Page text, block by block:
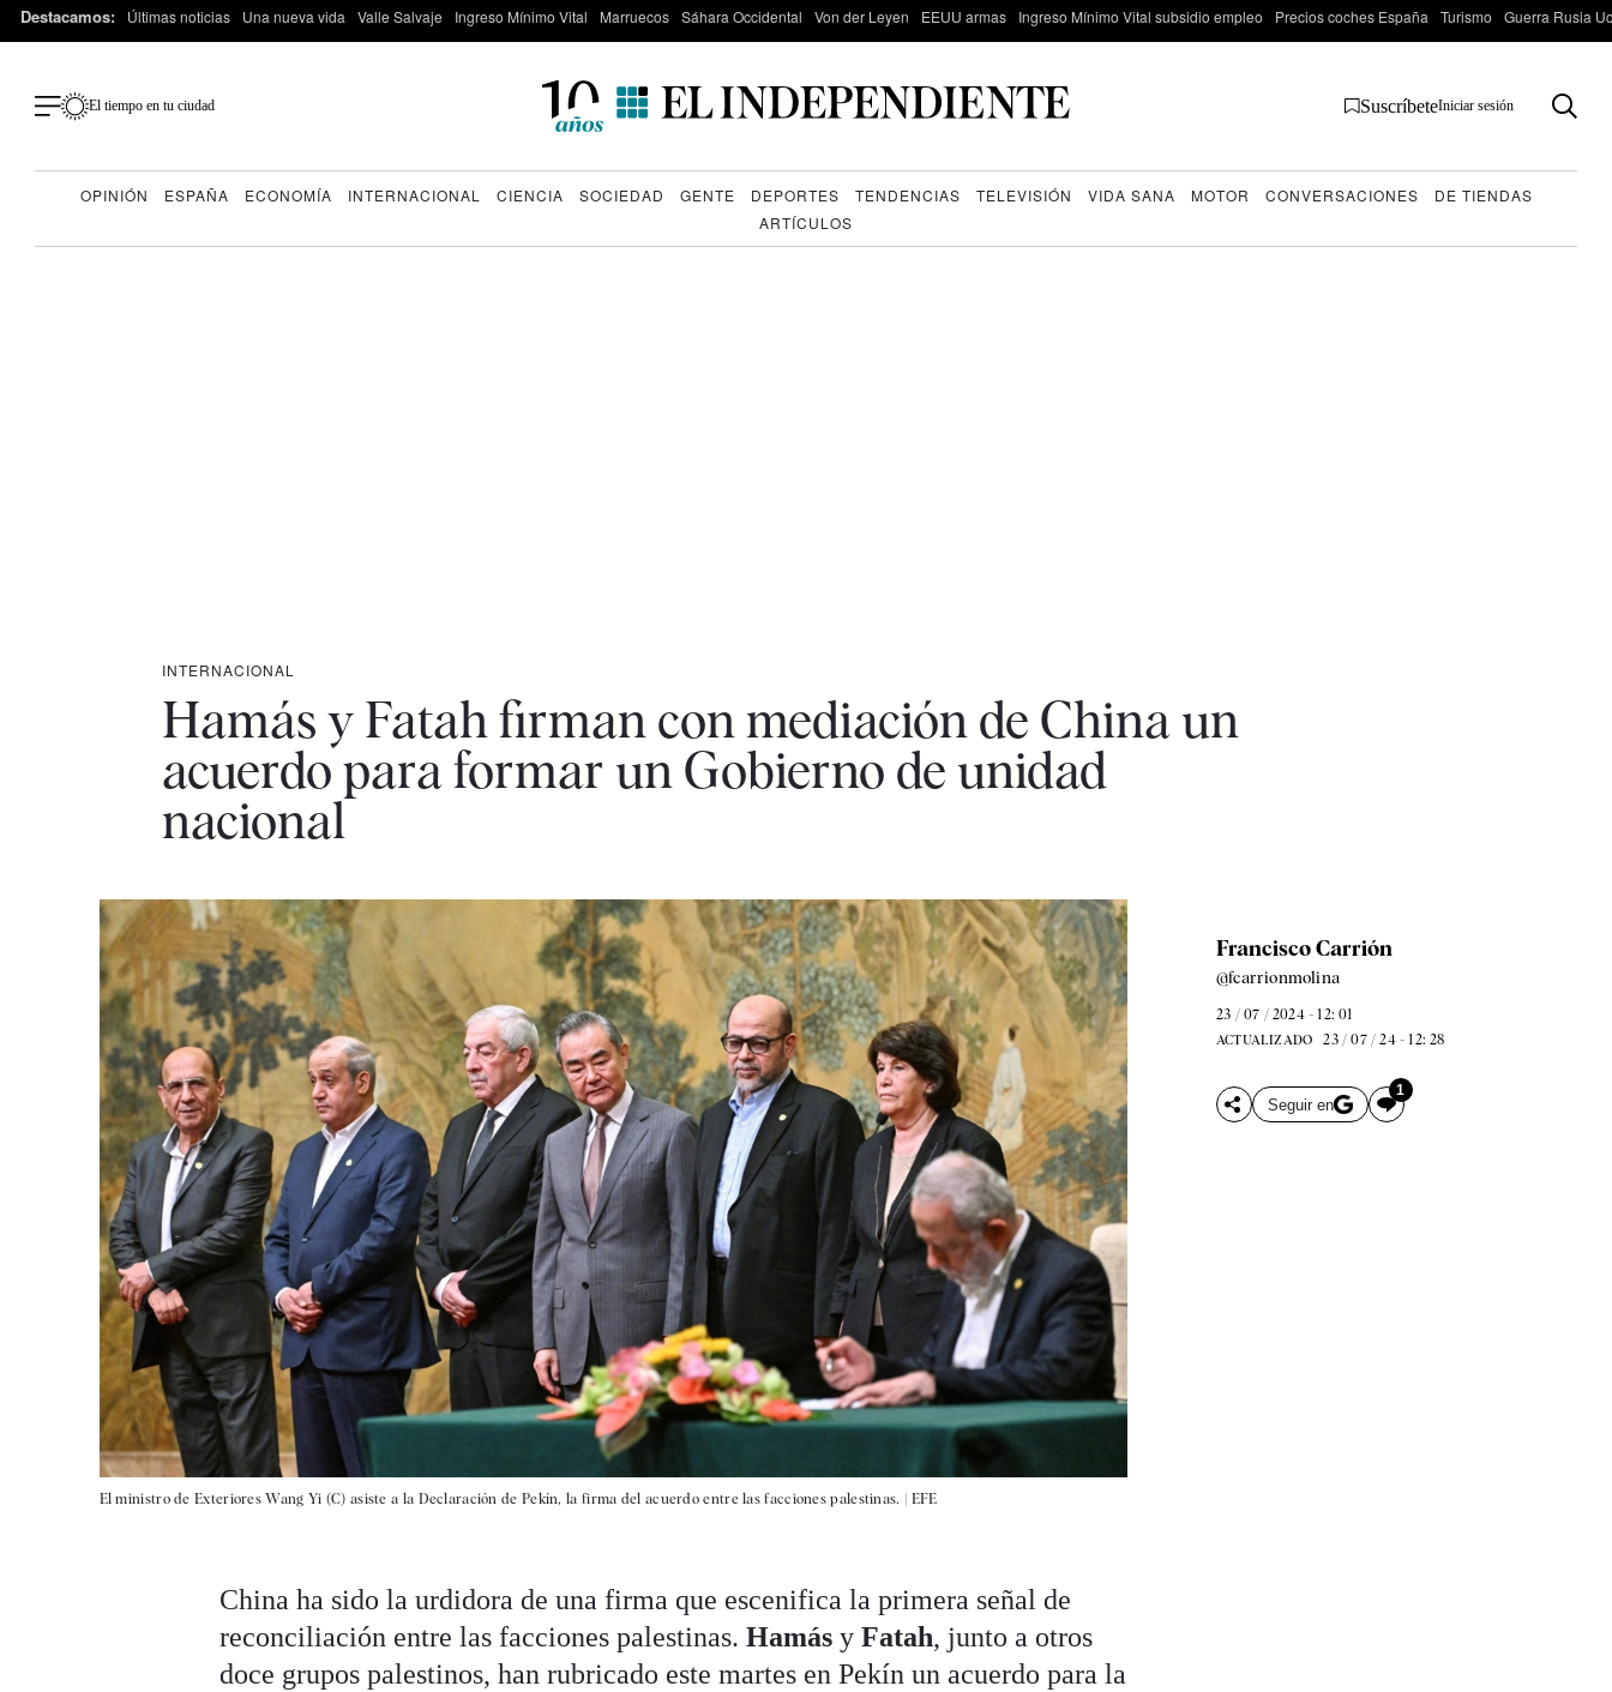
Destacamos: Últimas noticias Una nueva vida Valle Salvaje Ingreso Mínimo Vital Marruecos Sáhara Occidental Von der Leyen EEUU armas Ingreso Mínimo Vital subsidio empleo Precios coches España Turismo Guerra Rusia
El tiempo en tu ciudad SuscríbeteIniciar sesión
OPINIÓN ESPAÑA ECONOMÍA INTERNACIONAL CIENCIA SOCIEDAD GENTE DEPORTES TENDENCIAS TELEVISIÓN VIDA SANA MOTOR CONVERSACIONES
DE TIENDAS
ARTÍCULOS
INTERNACIONAL
Hamás y Fatah firman con mediación de China un
acuerdo para formar un Gobierno de unidad
nacional
El ministro de Exteriores Wang Yi (C) asiste a la Declaración de Pekín, la firma del acuerdo entre las facciones palestinas. | EFE
Francisco Carrión
@fcarrionmolina
23 / 07 / 2024 - 12: 01
ACTUALIZADO 23 / 07 / 24 - 12: 28
Seguir en
1
China ha sido la urdidora de una firma que escenifica la primera señal de
reconciliación entre las facciones palestinas.Hamás yFatah, junto a otros
doce grupos palestinos, han rubricado este martes en Pekín un acuerdo para la